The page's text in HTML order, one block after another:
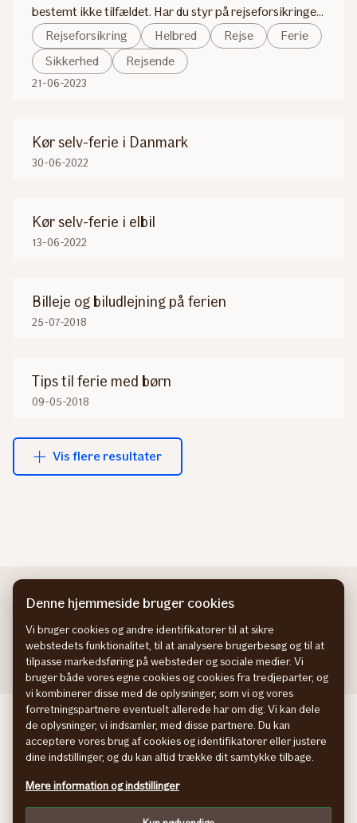
bestemt ikke tilfældet. Har du styr på rejseforsikringen
? Hvis ikke, kan du købe én her!
Rejseforsikring Helbred Rejse
Ferie
Sikkerhed
Rejsende
21-06-2023
Kør selv-ferie i Danmark
30-06-2022
Kør selv-ferie i elbil
13-06-2022
Billeje og biludlejning på ferien
25-07-2018
Tips til ferie med børn
09-05-2018
Vis flere resultater
If Skadeforsikring NO
If Skadeförsäkring SE
If Vahinkovakuutus FI
Persondatapolitik
Cookies
Denne hjemmeside bruger cookies
Vi bruger cookies og andre identifikatorer til at sikre
webstedets funktionalitet, til at analysere brugerbesøg og til at
tilpasse markedsføring på websteder og sociale medier. Vi
bruger både vores egne cookies og cookies fra tredjeparter, og
vi kombinerer disse med de oplysninger, som vi og vores
forretningspartnere eventuelt allerede har om dig. Vi kan dele
de oplysninger, vi indsamler, med disse partnere. Du kan
acceptere vores brug af cookies og identifikatorer eller justere
dine indstillinger, og du kan altid trække dit samtykke tilbage.
Mere information og indstillinger